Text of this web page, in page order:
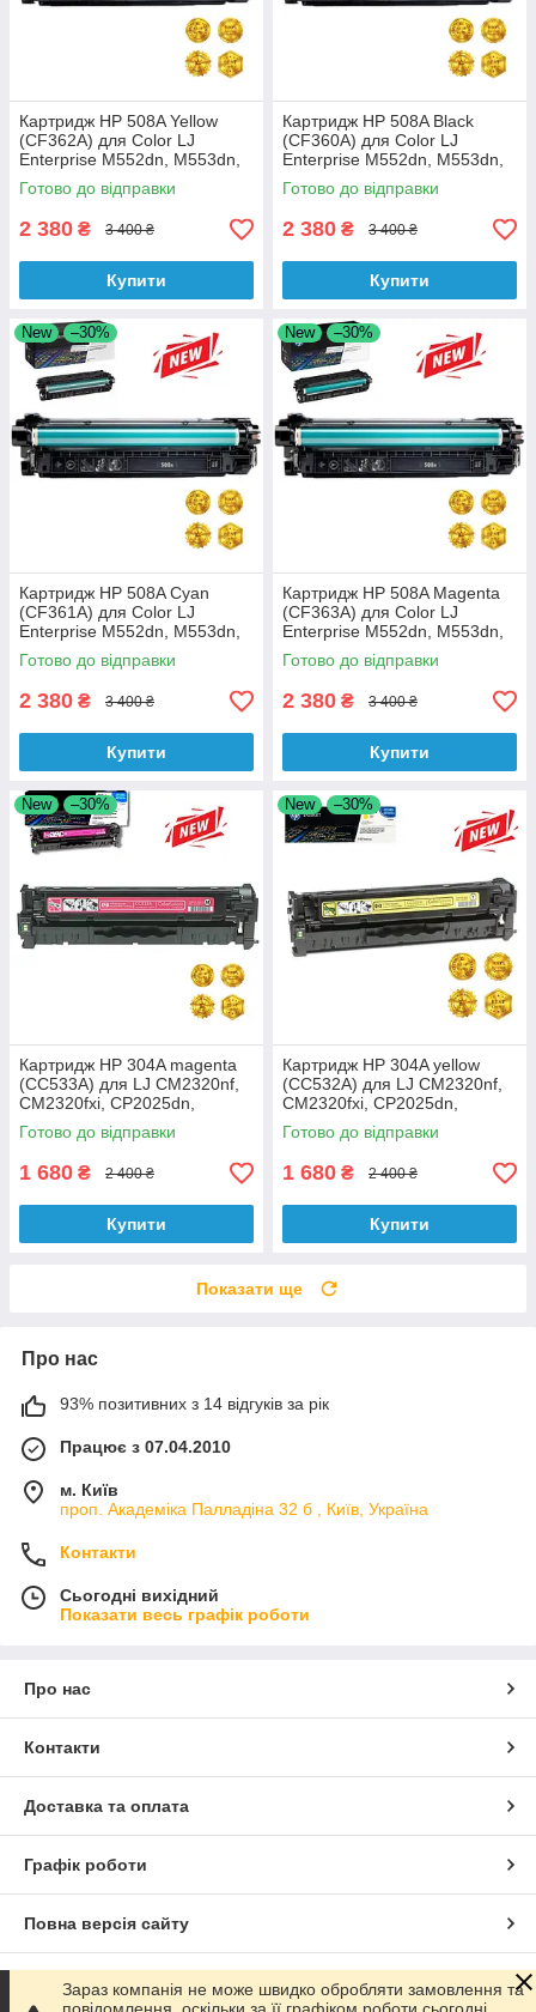
Картридж HP 508A Yellow
(CF362A) для Color LJ
Enterprise M552dn, M553dn,
M553n, M553x аналог
Готово до відправки
2 380 ₴ 3 400 ₴
Купити
Картридж HP 508A Black
(CF360A) для Color LJ
Enterprise M552dn, M553dn,
M553n, M553x аналог
Готово до відправки
2 380 ₴ 3 400 ₴
Купити
New –30%
Картридж HP 508A Cyan
(CF361A) для Color LJ
Enterprise M552dn, M553dn,
M553n, M553x аналог
Готово до відправки
2 380 ₴ 3 400 ₴
Купити
New –30%
Картридж HP 508A Magenta
(CF363A) для Color LJ
Enterprise M552dn, M553dn,
M553n, M553 аналог
Готово до відправки
2 380 ₴ 3 400 ₴
Купити
New –30%
Картридж HP 304A magenta
(CC533A) для LJ CM2320nf,
CM2320fxi, CP2025dn,
CP2025n аналог
Готово до відправки
1 680 ₴ 2 400 ₴
Купити
New –30%
Картридж HP 304A yellow
(CC532A) для LJ CM2320nf,
CM2320fxi, CP2025dn,
CP2025n аналог
Готово до відправки
1 680 ₴ 2 400 ₴
Купити
Показати ще
Про нас
93% позитивних з 14 відгуків за рік
Працює з 07.04.2010
м. Київ
проп. Академіка Палладіна 32 б , Київ, Україна
Контакти
Сьогодні вихідний
Показати весь графік роботи
Про нас
Контакти
Доставка та оплата
Графік роботи
Повна версія сайту
Сайт створено на маркетплейсіProm.ua
Зараз компанія не може швидко обробляти замовлення та